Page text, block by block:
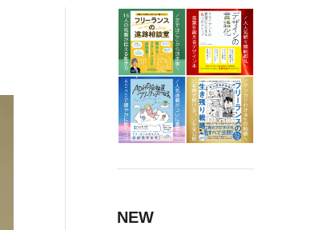
NEW